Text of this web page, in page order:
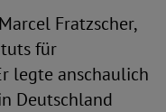
Fratzscher,
für
legte anschaulich
Deutschland